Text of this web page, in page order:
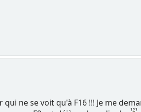
ne se voit qu'à F16 !!! Je me